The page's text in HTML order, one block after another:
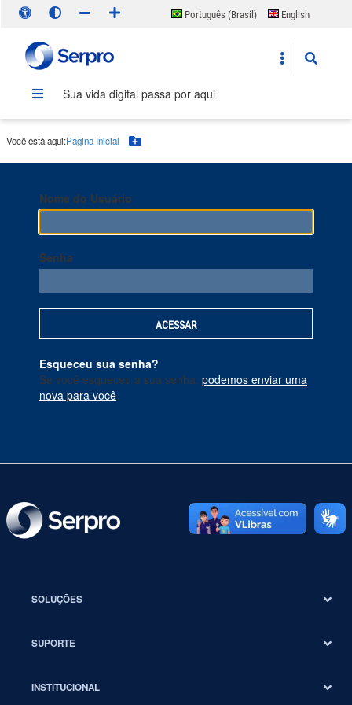
Português (Brasil)
English
Sua vida digital passa por aqui
Você está aqui:Página Inicial Botão Menu
Nome do Usuário
Senha
Esqueceu sua senha?
Se você esqueceu a sua senha, podemos enviar uma
nova para você
SOLUÇÕES
SUPORTE
INSTITUCIONAL